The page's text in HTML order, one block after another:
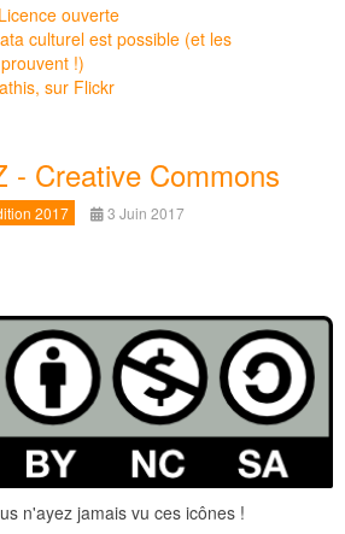
Licence ouverte
culturel est possible (et les
!)
sur Flickr
- Creative Commons
2017
3 Juin 2017
n'ayez jamais vu ces icônes !